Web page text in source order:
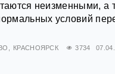
неизменными, а
условий
КРАСНОЯРСК 3734